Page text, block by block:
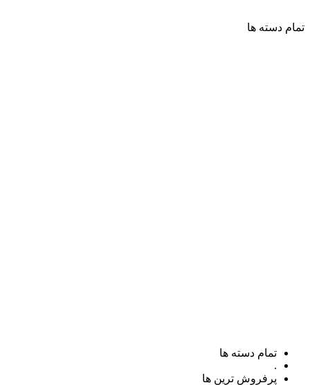
تمام دسته ها
تمام دسته ها
.
پرفروش ترین ها